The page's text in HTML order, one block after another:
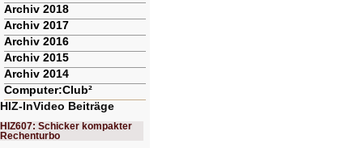
Archiv 2018
Archiv 2017
Archiv 2016
Archiv 2015
Archiv 2014
Computer:Club²
HIZ-InVideo Beiträge
HIZ607: Schicker kompakter
Rechenturbo